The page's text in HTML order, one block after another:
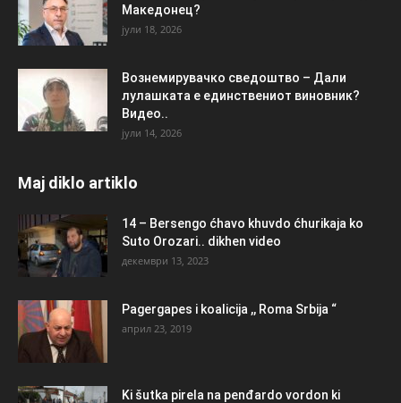
Македонец?
јули 18, 2026
Вознемирувачко сведоштво – Дали
лулашката е единствениот виновник?
Видео..
јули 14, 2026
Maj diklo artiklo
14 – Bersengo ćhavo khuvdo ćhurikaja ko
Suto Orozari.. dikhen video
декември 13, 2023
Pagergapes i koalicija ,, Roma Srbija “
април 23, 2019
Ki šutka pirela na penđardo vordon ki